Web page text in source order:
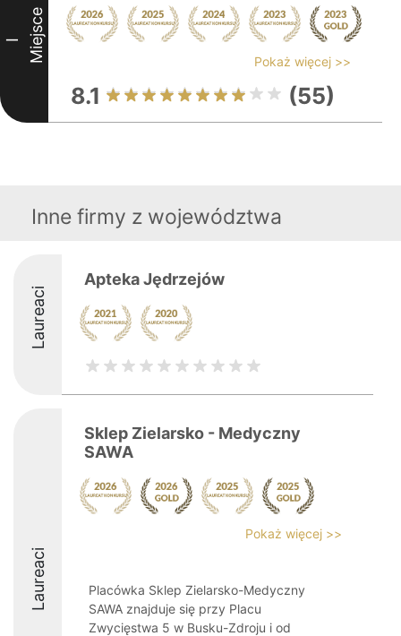
I Miejsce Pokaż więcej >>
8.1 (55)
Inne firmy z województwa
Laureaci
Apteka Jędrzejów
Laureaci
Sklep Zielarsko - Medyczny
SAWA
Pokaż więcej >>
Placówka Sklep Zielarsko-Medyczny
SAWA znajduje się przy Placu
Zwycięstwa 5 w Busku-Zdroju i od